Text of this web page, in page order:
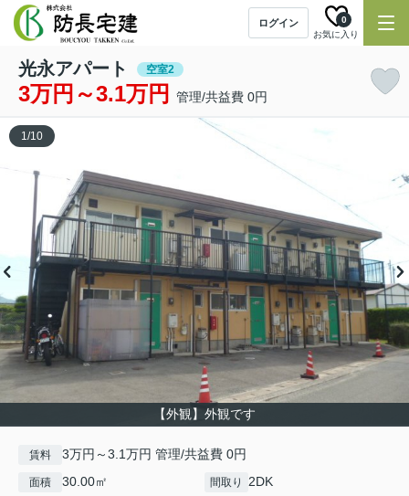
ログイン
お気に入り
0
光永アパート 空室2
3万円～3.1万円 管理/共益費 0円
【外観】外観です
1/10
賃料 3万円～3.1万円 管理/共益費 0円
面積 30.00㎡ 間取り 2DK